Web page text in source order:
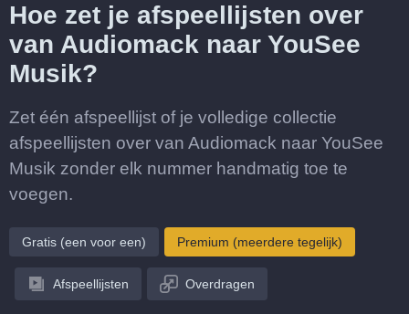
Hoe zet je afspeellijsten over
van Audiomack naar YouSee
Musik?
Zet één afspeellijst of je volledige collectie
afspeellijsten over van Audiomack naar YouSee
Musik zonder elk nummer handmatig toe te
voegen.
Gratis (een voor een) Premium (meerdere tegelijk)
Afspeellijsten Overdragen